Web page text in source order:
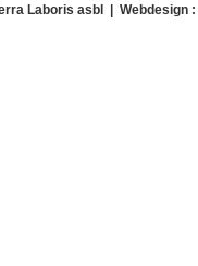
Laboris asbl | Webdesign :